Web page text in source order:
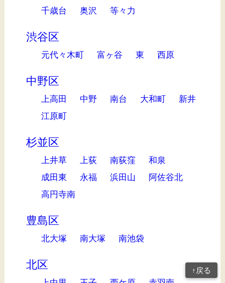
千歳台 奥沢 等々力
渋谷区
元代々木町 富ヶ谷 東 西原
中野区
上高田 中野 南台 大和町
新井
江原町
杉並区
上井草 上荻 南荻窪
和泉
成田東
永福 浜田山
阿佐谷北
高円寺南
豊島区
北大塚 南大塚 南池袋
北区 ↑戻る